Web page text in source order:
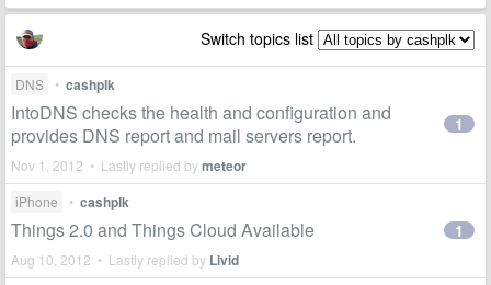
Switch topics list
DNS • cashplk
IntoDNS checks the health and configuration and
provides DNS report and mail servers report.
Nov 1, 2012 • Lastly replied bymeteor
1
iPhone • cashplk
Things 2.0 and Things Cloud Available
Aug 10, 2012 • Lastly replied by Livid
1